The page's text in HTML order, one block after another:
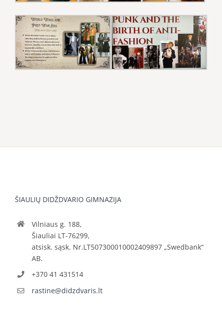
ŠIAULIŲ DIDŽDVARIO GIMNAZIJA
Vilniaus g. 188,
Šiauliai LT-76299,
atsisk. sąsk. Nr.LT507300010002409897 „Swedbank“
AB.
+370 41 431514
rastine@didzdvaris.lt